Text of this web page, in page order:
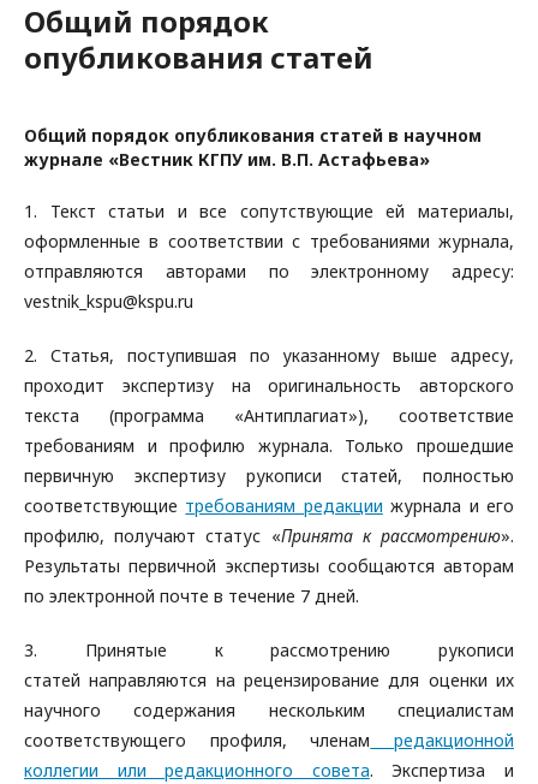
Общий порядок
опубликования статей
Общий порядок опубликования статей в научном
журнале «Вестник КГПУ им. В.П. Астафьева»
1. Текст статьи и все сопутствующие ей материалы,
оформленные в соответствии с требованиями журнала,
отправляются авторами по электронному адресу:
vestnik_kspu@kspu.ru
2. Статья, поступившая по указанному выше адресу,
проходит экспертизу на оригинальность авторского
текста (программа «Антиплагиат»), соответствие
требованиям и профилю журнала. Только прошедшие
первичную экспертизу рукописи статей, полностью
соответствующие требованиям редакции журнала и его
профилю, получают статус «Принята к рассмотрению».
Результаты первичной экспертизы сообщаются авторам
по электронной почте в течение 7 дней.
3. Принятые к рассмотрению рукописи
статей направляются на рецензирование для оценки их
научного содержания нескольким специалистам
соответствующего профиля, членам редакционной
коллегии или редакционного совета. Экспертиза и